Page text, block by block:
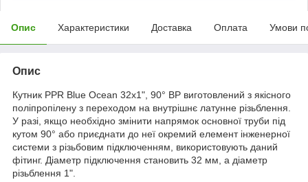
Опис Характеристики Доставка Оплата Умови
Опис
Кутник PPR Blue Ocean 32х1", 90° ВР виготовлений з якісного
поліпропілену з переходом на внутрішнє латунне різьблення.
У разі, якщо необхідно змінити напрямок основної труби під
кутом 90° або приєднати до неї окремий елемент інженерної
системи з різьбовим підключенням, використовують даний
фітинг. Діаметр підключення становить 32 мм, а діаметр
різьблення 1".